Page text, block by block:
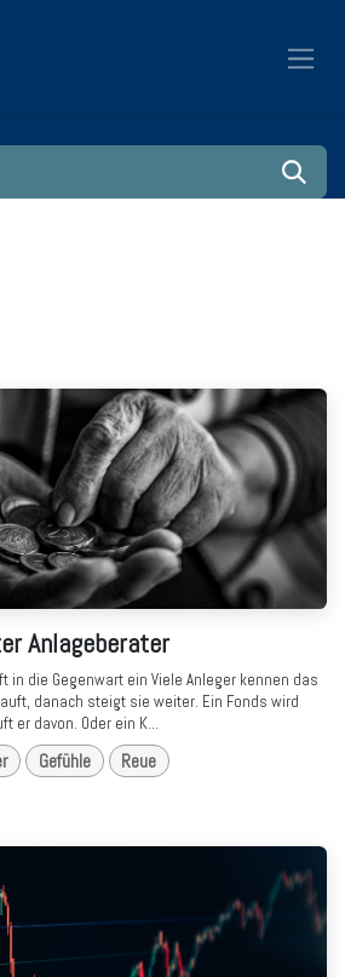
Anlageberater
in die Gegenwart ein Viele Anleger kennen das
danach steigt sie weiter. Ein Fonds wird
er davon. Oder ein K...
Gefühle Reue